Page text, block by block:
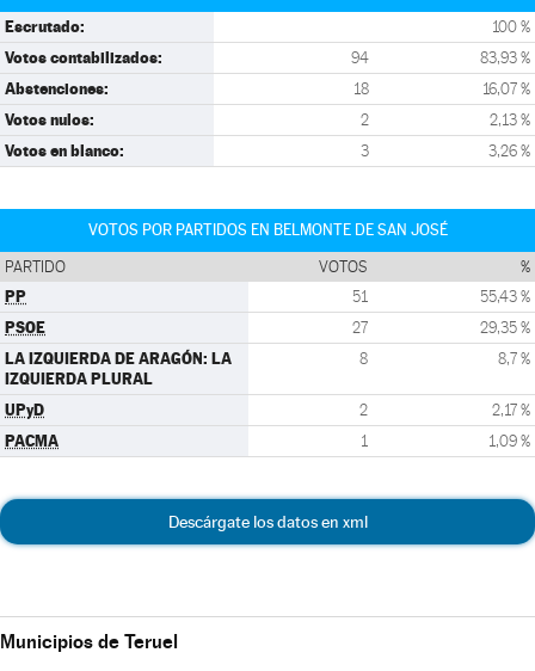
Escrutado: 100 %
Votos contabilizados: 94 83,93 %
Abstenciones: 18 16,07 %
Votos nulos: 2 2,13 %
Votos en blanco: 3 3,26 %
VOTOS POR PARTIDOS EN BELMONTE DE SAN JOSÉ
PARTIDO VOTOS %
PP 51 55,43 %
PSOE 27 29,35 %
LA IZQUIERDA DE ARAGÓN: LA
IZQUIERDA PLURAL
8 8,7 %
UPyD 2 2,17 %
PACMA 1 1,09 %
Descárgate los datos en xml
Municipios de Teruel